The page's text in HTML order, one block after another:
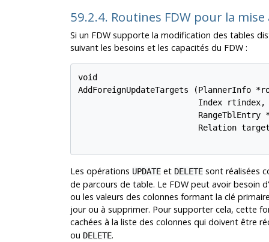
59.2.4. Routines FDW pour la
Si un FDW supporte la modification des tables
suivant les besoins et les capacités du FDW :
void
AddForeignUpdateTargets (PlannerInfo
                         Index rtindex,
RangeTblEntry
Relation
Les opérations UPDATEet DELETEsont réalisées
de parcours de table. Le FDW peut avoir besoin
ou les valeurs des colonnes formant la clé
jour ou à supprimer. Pour supporter cela, cette
cachées à la liste des colonnes qui doivent être
ou DELETE.